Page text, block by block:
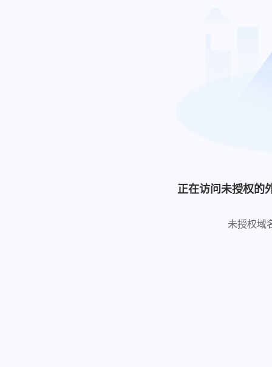
正在访问未授权的
未授权域